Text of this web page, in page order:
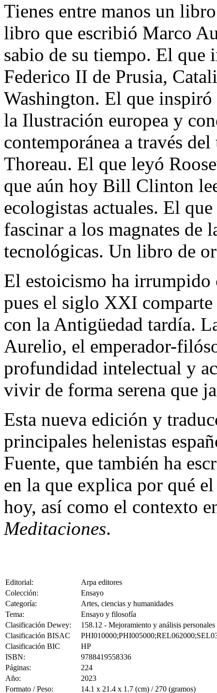
Tienes entre manos un
libro que escribió Marco
sabio de su tiempo. El que
Federico II de Prusia,
Washington. El que
la Ilustración europea y
contemporánea a través
Thoreau. El que leyó
que aún hoy Bill Clinton
ecologistas actuales. El
fascinar a los magnates de
tecnológicas. Un libro de
El estoicismo ha irrumpido
pues el siglo XXI
con la Antigüedad tardía.
Aurelio, el emperador-
profundidad intelectual y
vivir de forma serena que
Esta nueva edición y
principales helenistas
Fuente, que también ha
en la que explica por qué
hoy, así como el contexto
Meditaciones.
Editorial:
Arpa editores
Colección:
Ensayo
Categoría:
Artes, ciencias y humanidades
Tema:
Ensayo y filosofía
Clasificación Dewey:
158.12 - Mejoramiento y análisis
Clasificación BISAC
Clasificación BIC
HP
ISBN:
9788419558336
Páginas:
224
Año:
2023
Formato / Peso:
14.1 x 21.4 x 1.7 (cm) / 270 (gramos)